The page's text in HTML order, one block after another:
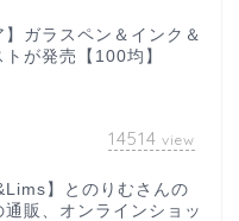
】ガラスペン＆インク＆
が発売【100均】
14514 view
】とのりむさんの
通販、オンラインショッ